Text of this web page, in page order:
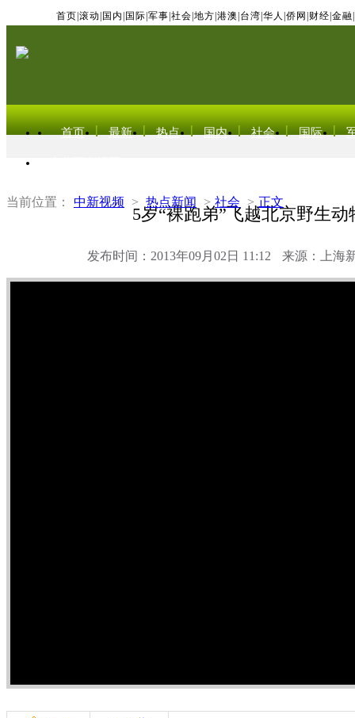
首页 滚动 国内 国际 军事 社会 地方 港澳 台湾 华人 侨网 财经 金融
首页 最新 热点 国内 社会 国际
当前位置： 中新视频 > 热点新闻 > 社会 > 正文
5岁“裸跑弟”飞越北京野生动
发布时间：2013年09月02日 11:12 来源：上海